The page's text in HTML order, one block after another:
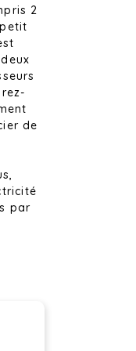
2
de
par